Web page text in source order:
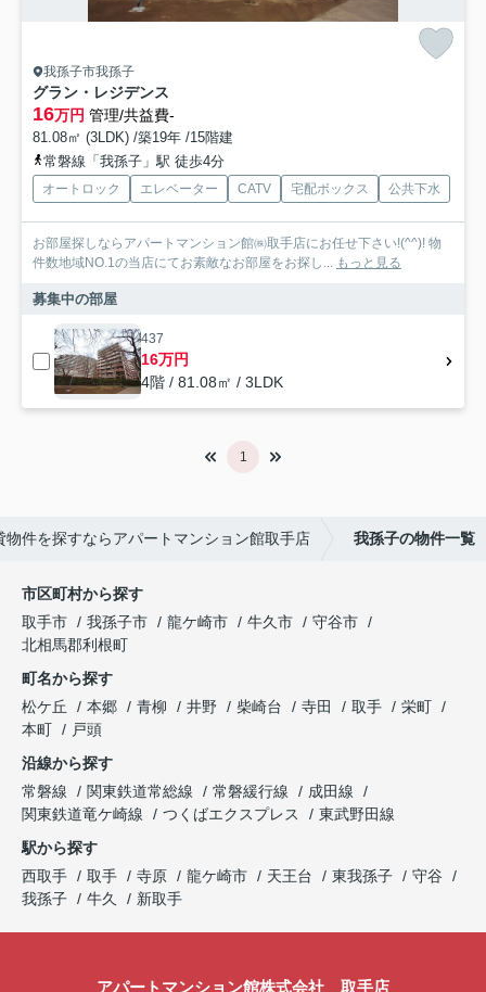
我孫子市我孫子
グラン・レジデンス
16万円 管理/共益費-
81.08㎡ (3LDK) /築19年 /15階建
常磐線「我孫子」駅 徒歩4分
オートロック エレベーター CATV 宅配ボックス 公共下水
お部屋探しならアパートマンション館㈱取手店にお任せ下さい!(^^)! 物
件数地域NO.1の当店にてお素敵なお部屋をお探し... もっと見る
募集中の部屋
437
16万円
4階 / 81.08㎡ / 3LDK
1
物件を探すならアパートマンション館取手店 我孫子の物件一覧
市区町村から探す
取手市
我孫子市 龍ケ崎市 牛久市
守谷市
北相馬郡利根町
町名から探す
松ケ丘
本郷 青柳 井野 柴崎台 寺田 取手
栄町
本町
戸頭
沿線から探す
常磐線
関東鉄道常総線 常磐緩行線
成田線
関東鉄道竜ケ崎線
つくばエクスプレス
東武野田線
駅から探す
西取手
取手 寺原 龍ケ崎市 天王台 東我孫子
守谷
我孫子
牛久 新取手
アパートマンション館株式会社 取手店